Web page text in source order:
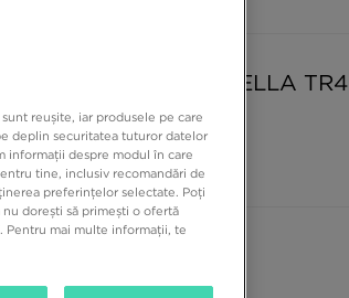
NIKE AIR MAX BELLA TR4
199,99 RON
Culori disponibile
reușite, iar produsele pe care
deplin securitatea tuturor datelor
informații despre modul în care
tine, inclusiv recomandări de
preferințelor selectate. Poți
dorești să primești o ofertă
Pentru mai multe informații, te